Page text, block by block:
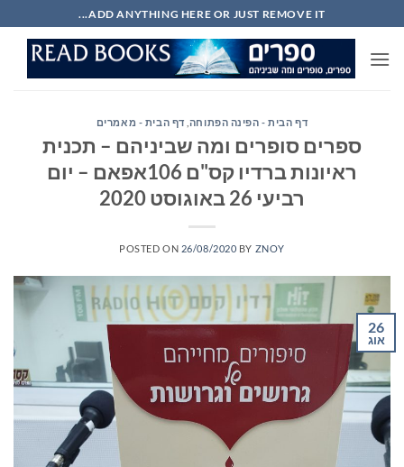
to
content
ADD ANYTHING HERE OR JUST REMOVE IT...
דף הבית - הפינה הפתוחה דף הבית - מאמרים
ספרים סופרים ומה שביניהם – תכנית
ראיונות ברדיו קס"ם 106אפאם – יום
רביעי 26 באוגוסט 2020
POSTED ON 26/08/2020 BY ZNOY
26
אוג